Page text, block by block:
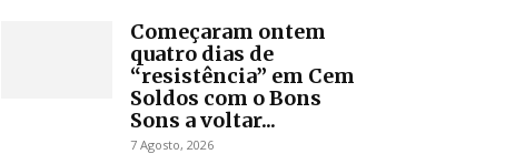
Começaram ontem
quatro dias de
“resistência” em Cem
Soldos com o Bons
Sons a voltar...
7 Agosto, 2026